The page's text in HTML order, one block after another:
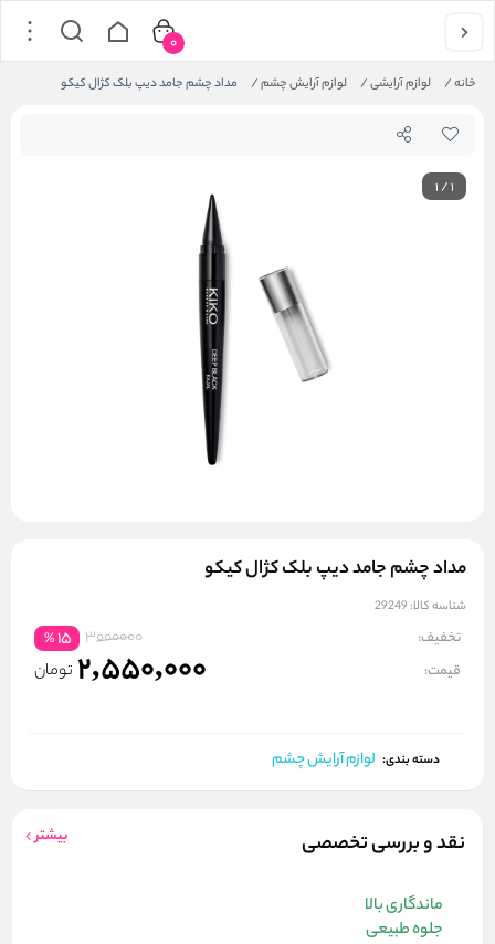
خانه/ لوازم آرایشی/ لوازم آرایش چشم/ مداد چشم جامد دیپ بلک کژال کیکو
0
1/1
مداد چشم جامد دیپ بلک کژال کیکو
شناسه کالا: 29249
تخفیف: 3000000
15
%
قیمت: 2,550,000 تومان
دسته بندی: لوازم آرایش چشم
نقد و بررسی تخصصی بیشتر
ماندگاری بالا
جلوه طبیعی